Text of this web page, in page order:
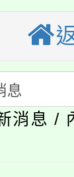
》
歡迎學
諮商
生報名
栗縣
「校園
簡章
名參加
市115
市補
動實施
度「教
推展
校115
消息 /